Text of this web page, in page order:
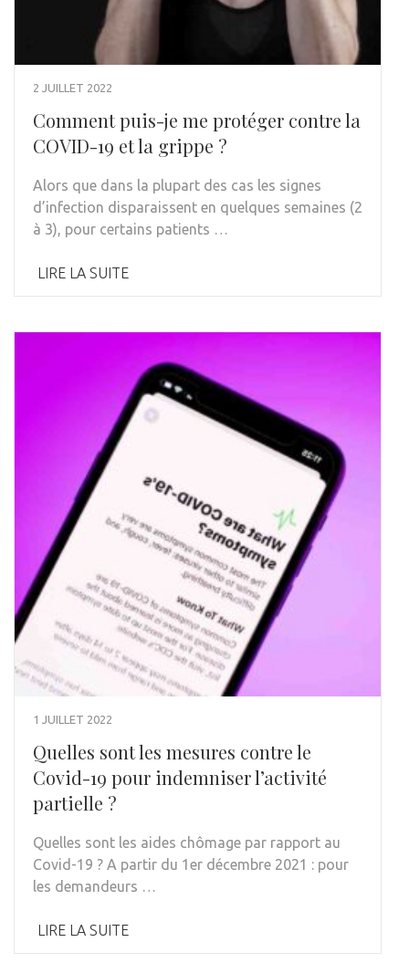
2 JUILLET 2022
Comment puis-je me protéger contre la
COVID-19 et la grippe ?
Alors que dans la plupart des cas les signes
d’infection disparaissent en quelques semaines (2
à 3), pour certains patients …
LIRE LA SUITE
1 JUILLET 2022
Quelles sont les mesures contre le
Covid-19 pour indemniser l’activité
partielle ?
Quelles sont les aides chômage par rapport au
Covid-19 ? A partir du 1er décembre 2021 : pour
les demandeurs …
LIRE LA SUITE